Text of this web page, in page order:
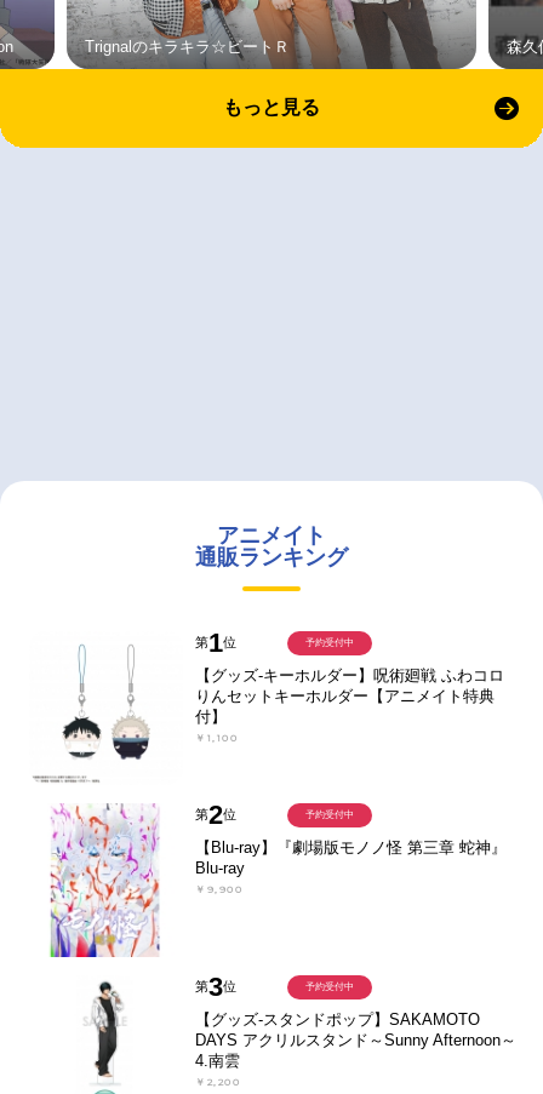
Trignalのキラキラ☆ビートＲ 森久
もっと見る
アニメイト
通販ランキング
第1位
【グッズ-キーホルダー】呪術廻戦 ふわコロ
りんセットキーホルダー【アニメイト特典
付】
￥1,100
予約受付中
第2位
【Blu-ray】『劇場版モノノ怪 第三章 蛇神』
Blu-ray
￥9,900
予約受付中
第3位
【グッズ-スタンドポップ】SAKAMOTO
DAYS アクリルスタンド～Sunny Afternoon～
4.南雲
￥2,200
予約受付中